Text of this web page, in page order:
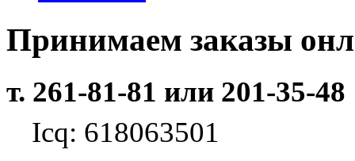
Принимаем заказы
т. 261-81-81 или 201-35-48
Icq: 618063501